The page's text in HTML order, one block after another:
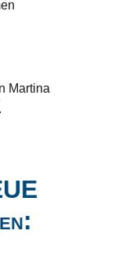
Martina